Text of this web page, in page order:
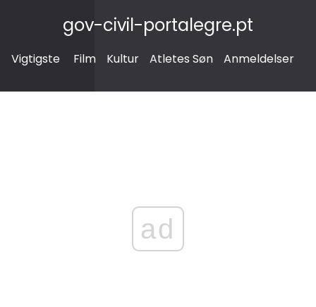
gov-civil-portalegre.pt
Vigtigste Film Kultur Atletes Søn Anmeldelser
ad